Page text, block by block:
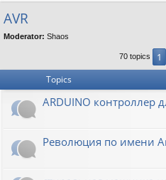
s
AVR
Moderator: Shaos
70 topics 1
Topics
ARDUINO контроллер
Революция по имени